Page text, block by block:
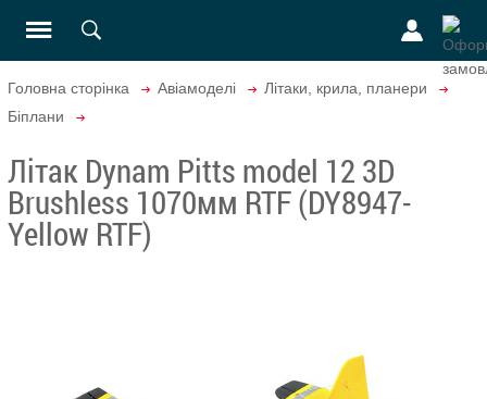
Головна сторінка Авіамоделі
Літаки, крила, планери
Біплани
Літак Dynam Pitts model 12 3D
Brushless 1070мм RTF (DY8947-
Yellow RTF)